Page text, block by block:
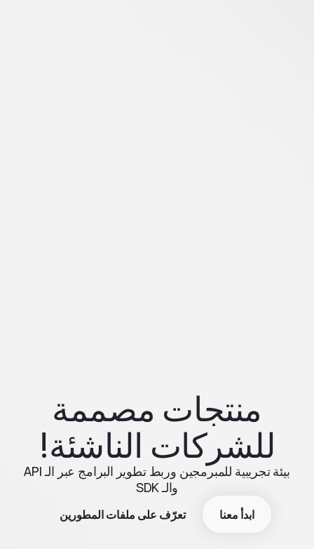
منتجات مصممة
للشركات الناشئة!
بيئة تجريبية للمبرمجين وربط تطوير البرامج عبر الـ API
والـ SDK
ابدأ معنا تعرّف على ملفات المطورين